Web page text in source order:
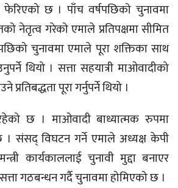
फेरिएको छ । पाँच वर्षपछिको चुनावमा
नेतृत्व गरेको एमाले प्रतिपक्षमा सीमित
चुनावमा एमाले पूरा शक्तिका साथ
थियो । सत्ता सहयात्री माओवादीको
पूरा गर्नुपर्ने थियो ।
छ । माओवादी बाध्यात्मक रुपमा
संसद् विघटन गर्ने एमाले अध्यक्ष केपी
कार्यकाललाई चुनावी मुद्दा बनाएर
गठबन्धन गर्दै चुनावमा होमिएको छ ।